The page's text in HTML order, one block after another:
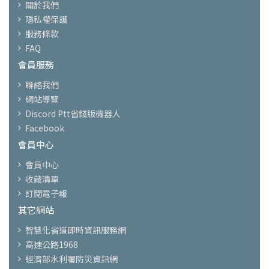
關於我們
隱私權保護
服務條款
FAQ
會員服務
聯絡我們
網站導覽
Discord Ptt省錢版機器人
Facebook
會員中心
會員中心
收藏清單
訂閱電子報
其它網站
智慧化省道即時資訊服務網
高速公路1968
經濟部水利署防災資訊網